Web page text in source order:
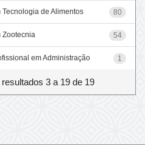
de Alimentos 80
Zootecnia 54
em Administração 1
3 a 19 de 19